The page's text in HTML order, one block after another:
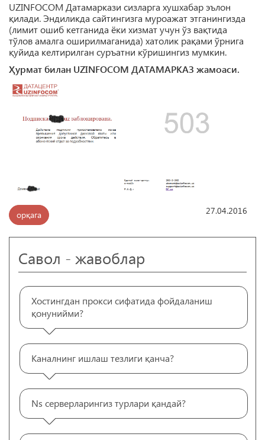
UZINFOCOM Датамаркази сизларга хушхабар эълон
қилади. Эндиликда сайтингизга муроажат этганингизда
(лимит ошиб кетганида ёки хизмат учун ўз вақтида
тўлов амалга оширилмаганида) хатолик рақами ўрнига
қуйида келтирилган суръатни кўришингиз мумкин.
Ҳурмат билан UZINFOCOM ДАТАМАРКАЗ жамоаси.
орқага 27.04.2016
Савол - жавоблар
Хостингдан прокси сифатида фойдаланиш
қонунийми?
Каналнинг ишлаш тезлиги қанча?
Ns серверларингиз турлари қандай?